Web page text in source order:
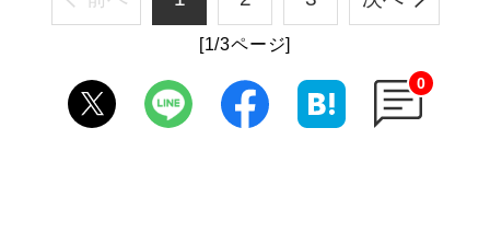
[1/3ページ]
0